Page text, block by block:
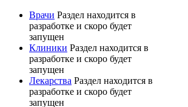
Врачи Раздел находится в
разработке и скоро будет
запущен
Клиники Раздел находится в
разработке и скоро будет
запущен
Лекарства Раздел находится в
разработке и скоро будет
запущен